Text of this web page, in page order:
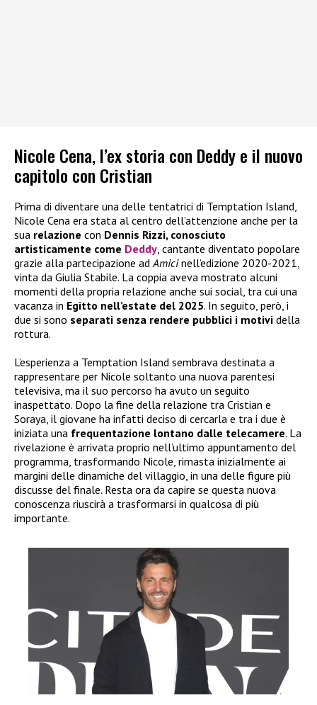
Nicole Cena, l’ex storia con Deddy e il nuovo
capitolo con Cristian
Prima di diventare una delle tentatrici di Temptation Island,
Nicole Cena era stata al centro dell’attenzione anche per la
sua relazione con Dennis Rizzi, conosciuto
artisticamente come Deddy, cantante diventato popolare
grazie alla partecipazione adAmicinell’edizione 2020-2021,
vinta da Giulia Stabile. La coppia aveva mostrato alcuni
momenti della propria relazione anche sui social, tra cui una
vacanza in Egitto nell’estate del 2025. In seguito, però, i
due si sono separati senza rendere pubblici i motivi della
rottura.
L’esperienza a Temptation Island sembrava destinata a
rappresentare per Nicole soltanto una nuova parentesi
televisiva, ma il suo percorso ha avuto un seguito
inaspettato. Dopo la fine della relazione tra Cristian e
Soraya, il giovane ha infatti deciso di cercarla e tra i due è
iniziata una frequentazione lontano dalle telecamere. La
rivelazione è arrivata proprio nell’ultimo appuntamento del
programma, trasformando Nicole, rimasta inizialmente ai
margini delle dinamiche del villaggio, in una delle figure più
discusse del finale. Resta ora da capire se questa nuova
conoscenza riuscirà a trasformarsi in qualcosa di più
importante.